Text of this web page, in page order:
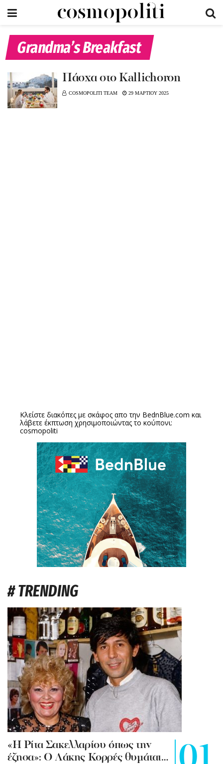
Grandma’s Breakfast
Πάσχα στο Kallichoron
COSMOPOLITI TEAM 29 ΜΑΡΤΙΟΥ 2025
Κλείστε διακόπες με σκάφος απο την BednBlue.com και
λάβετε έκπτωση χρησιμοποιώντας το κούπονι:
cosmopoliti
# TRENDING
«Η Ρίτα Σακελλαρίου όπως την
έζησα»: Ο Λάκης Κορρές θυμάται…